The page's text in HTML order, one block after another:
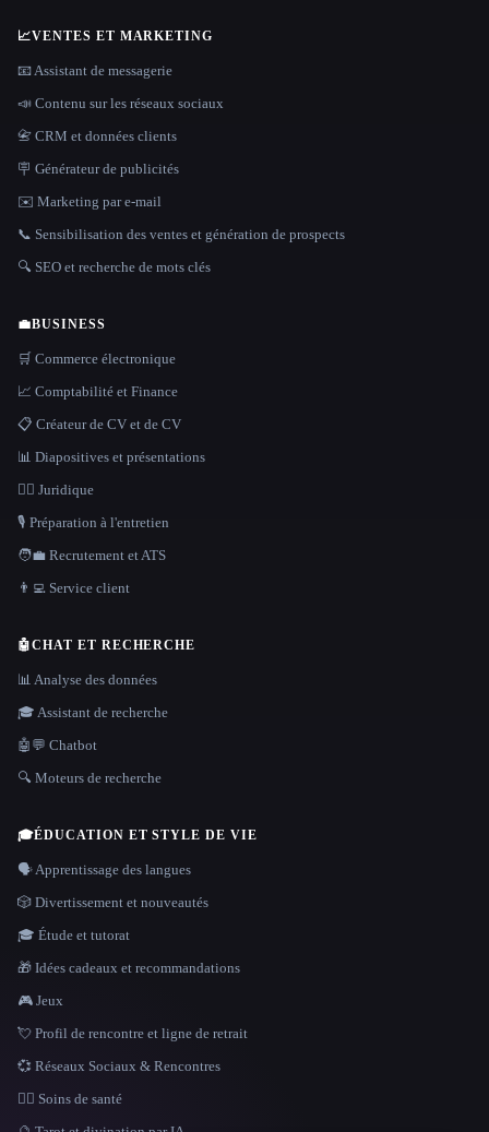
📈VENTES ET MARKETING
📧 Assistant de messagerie
📣 Contenu sur les réseaux sociaux
📇 CRM et données clients
🪧 Générateur de publicités
✉️ Marketing par e-mail
📞 Sensibilisation des ventes et génération de prospects
🔍 SEO et recherche de mots clés
💼BUSINESS
🛒 Commerce électronique
📈 Comptabilité et Finance
📋 Créateur de CV et de CV
📊 Diapositives et présentations
👩‍⚖️ Juridique
🎙️ Préparation à l'entretien
🧑‍💼 Recrutement et ATS
👨‍💻 Service client
🤖CHAT ET RECHERCHE
📊 Analyse des données
🎓 Assistant de recherche
🤖💬 Chatbot
🔍 Moteurs de recherche
🎓ÉDUCATION ET STYLE DE VIE
🗣️ Apprentissage des langues
🎲 Divertissement et nouveautés
🎓 Étude et tutorat
🎁 Idées cadeaux et recommandations
🎮 Jeux
💘 Profil de rencontre et ligne de retrait
💞 Réseaux Sociaux & Rencontres
👩‍⚕️ Soins de santé